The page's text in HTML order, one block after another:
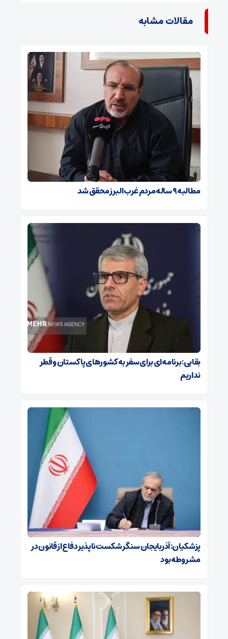
مقالات مشابه
مطالبه ۹ ساله مردم غرب البرز محقق شد
بقایی: برنامه‌ای برای سفر به کشورهای پاکستان و قطر
نداریم
پزشکیان: آذربایجان سنگر شکست‌ناپذیر دفاع از قانون در
مشروطه بود